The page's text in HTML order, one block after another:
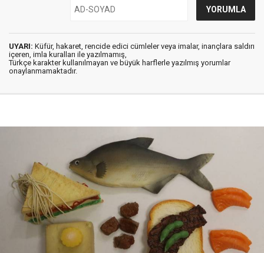
UYARI: Küfür, hakaret, rencide edici cümleler veya imalar, inançlara saldırı
içeren, imla kuralları ile yazılmamış,
Türkçe karakter kullanılmayan ve büyük harflerle yazılmış yorumlar
onaylanmamaktadır.